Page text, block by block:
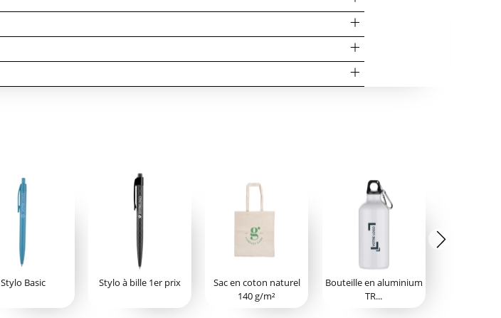
Stylo Basic Stylo à bille 1er prix
Sac en coton naturel
140 g/m²
Bouteille en aluminium
TR...